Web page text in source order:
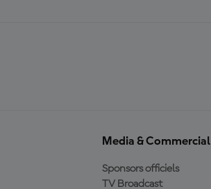
Media & Commercial
Sponsors officiels
TV Broadcast